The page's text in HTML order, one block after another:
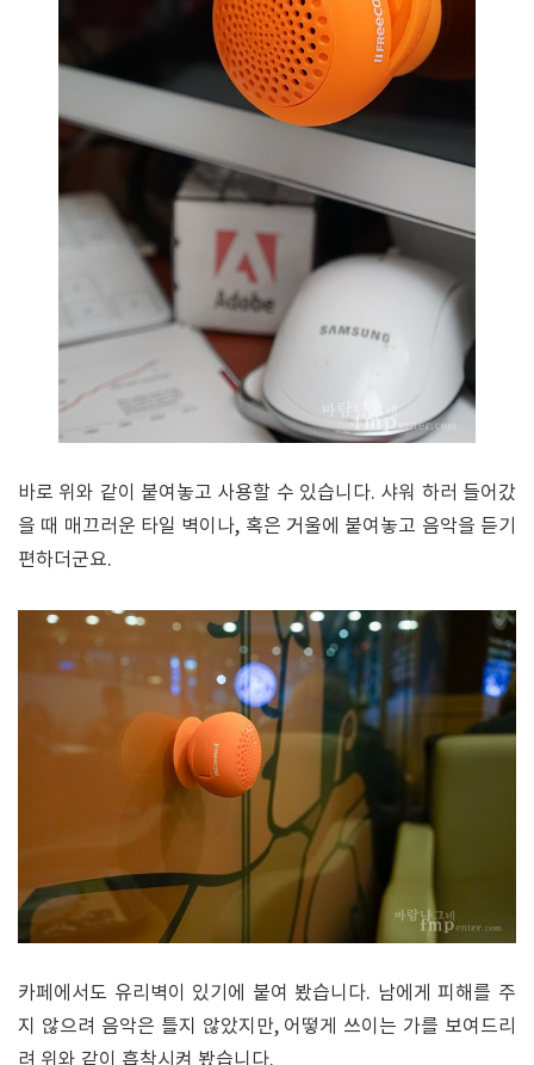
바로 위와 같이 붙여놓고 사용할 수 있습니다. 샤워 하러 들어갔
을 때 매끄러운 타일 벽이나, 혹은 거울에 붙여놓고 음악을 듣기
편하더군요.
카페에서도 유리벽이 있기에 붙여 봤습니다. 남에게 피해를 주
지 않으려 음악은 틀지 않았지만, 어떻게 쓰이는 가를 보여드리
려 위와 같이 흡착시켜 봤습니다.